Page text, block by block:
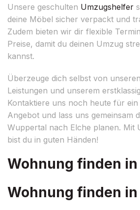
Unsere geschulten Umzugshelfer
deine Möbel sicher verpackt und
Zudem bieten wir dir flexible
Preise, damit du deinen Umzug
kannst.
Überzeuge dich selbst von
Leistungen und unserem
Kontaktiere uns noch heute für
Angebot und lass uns gemeinsam
Wuppertal nach Elche planen. Mit
bist du in guten Händen!
Wohnung finden in
Wohnung finden in